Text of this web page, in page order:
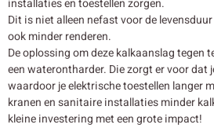
installaties en toestellen zorgen.
Dit is niet alleen nefast voor de
ook minder renderen.
De oplossing om deze kalkaanslag tegen
een waterontharder. Die zorgt er voor dat
waardoor je elektrische toestellen langer
kranen en sanitaire installaties minder
kleine investering met een grote impact!